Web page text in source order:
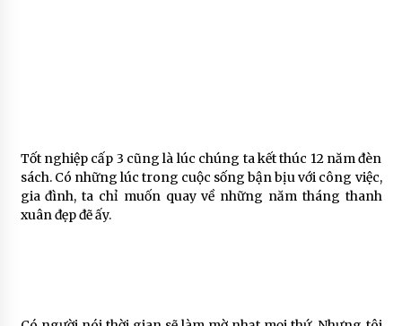
Tốt nghiệp cấp 3 cũng là lúc chúng ta kết thúc 12 năm đèn
sách. Có những lúc trong cuộc sống bận bịu với công việc,
gia đình, ta chỉ muốn quay về những năm tháng thanh
xuân đẹp đẽ ấy.